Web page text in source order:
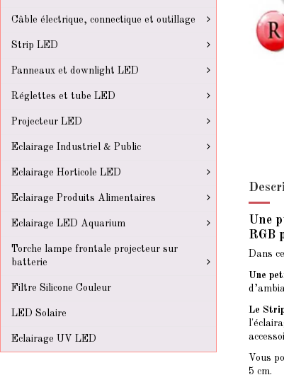
Une
RGB
Dans
Une
Le
Vous
5 cm.
Câble électrique, connectique et outillage
Strip LED
Panneaux et downlight LED
Réglettes et tube LED
Projecteur LED
Eclairage Industriel & Public
Eclairage Horticole LED
Eclairage Produits Alimentaires
Eclairage LED Aquarium
Torche lampe frontale projecteur sur
batterie
Filtre Silicone Couleur
LED Solaire
Eclairage UV LED